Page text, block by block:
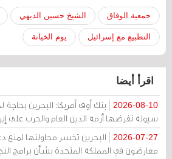
جمعية الوفاق الشيخ حسين الديهي
التطبيع مع إسرائيل يوم الخيانة
اقرأ أيضا
2026-08-10
بنك أوف أمريكا: البحرين
سيولة تفرضها أزمة الدين العام والحرب على
2026-07-27
البحرين تخسر محاولتها لمنع
معارضون في المملكة المتحدة بشأن برامج